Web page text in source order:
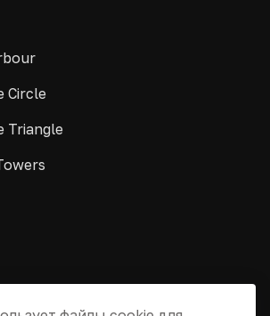
Circle
Triangle